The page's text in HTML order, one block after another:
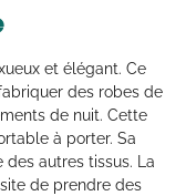
et élégant. Ce
des robes de
de nuit. Cette
à porter. Sa
autres tissus. La
de prendre des